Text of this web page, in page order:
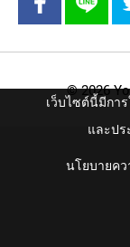
© 2026
เว็บไซต์นี้มีกา
และป
นโยบายค